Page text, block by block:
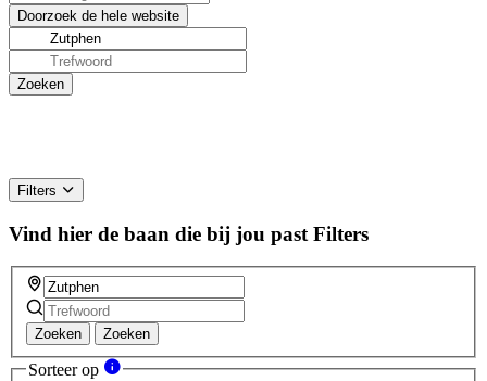
Filters
Vind hier de baan die bij jou past Filters
Zoeken Zoeken
Sorteer op